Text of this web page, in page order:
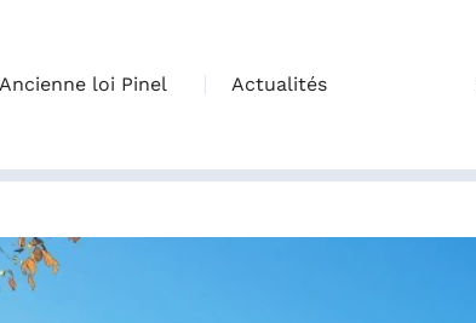
Ancienne loi Pinel Actualités